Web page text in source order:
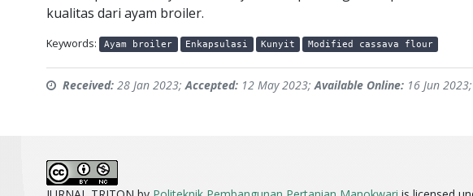
kualitas dari ayam broiler.
Keywords: Ayam broiler Enkapsulasi Kunyit Modified cassava flour
Received: 28 Jan 2023;Accepted: 12 May 2023;Available Online: 16 Jun 2023;